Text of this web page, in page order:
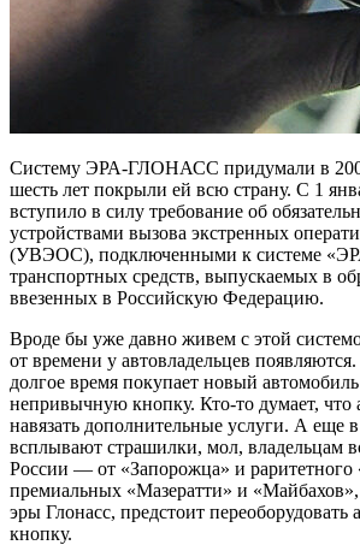
Систему ЭРА-ГЛОНАСС придумали в
шесть лет покрыли ей всю страну. С 1
вступило в силу требование об
устройствами вызова экстренных
(УВЭОС), подключенными к системе
транспортных средств, выпускаемых в
ввезенных в Российскую Федерацию.
Вроде бы уже давно живем с этой
от времени у автовладельцев
долгое время покупает новый
непривычную кнопку. Кто-то думает, что
навязать дополнительные услуги. А еще
всплывают страшилки, мол, владельцам
России — от «Запорожца» и раритетного
премиальных «Мазератти» и
эры Глонасс, предстоит переоборудовать
кнопку.